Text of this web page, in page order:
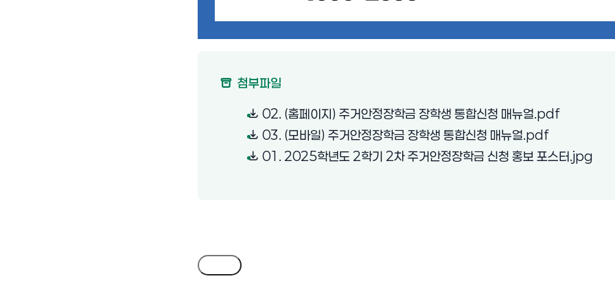
첨부파일
02. (홈페이지) 주거안정장학금 장학생 통합신청 매뉴얼.pdf(새 창 열림)
03. (모바일) 주거안정장학금 장학생 통합신청 매뉴얼.pdf(새 창 열림)
01. 2025학년도 2학기 2차 주거안정장학금 신청 홍보 포스터.jpg